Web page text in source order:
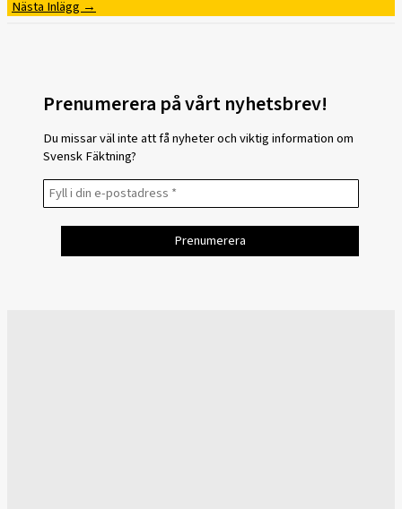
Nästa Inlägg →
Prenumerera på vårt nyhetsbrev!
Du missar väl inte att få nyheter och viktig information om
Svensk Fäktning?